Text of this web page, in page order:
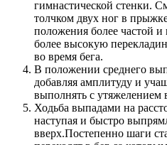
гимнастической стенки.
толчком двух ног в
положения более частой и
более высокую
во время бега.
В положении среднего
добавляя амплитуду и
выполнять с утяжелением
Ходьба выпадами на
наступая и быстро
вверх.Постепенно шаги